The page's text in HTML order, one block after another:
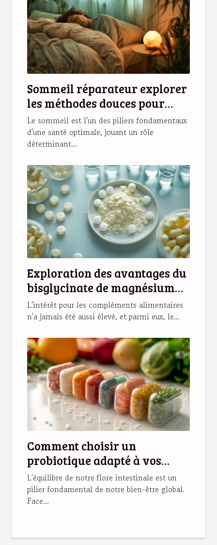
Sommeil réparateur explorer
les méthodes douces pour
améliorer ses nuits
Le sommeil est l'un des piliers fondamentaux
d'une santé optimale, jouant un rôle
déterminant...
Exploration des avantages du
bisglycinate de magnésium
pour la santé
L'intérêt pour les compléments alimentaires
n'a jamais été aussi élevé, et parmi eux, le...
Comment choisir un
probiotique adapté à vos
besoins de santé
L'équilibre de notre flore intestinale est un
pilier fondamental de notre bien-être global.
Face...